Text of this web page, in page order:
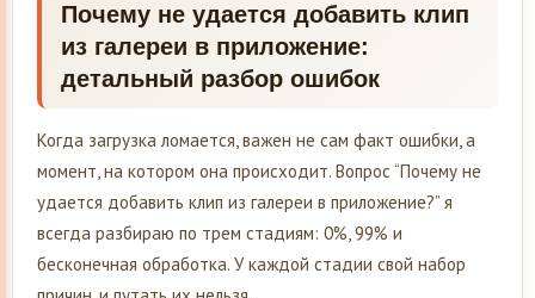
Почему не удается добавить клип
из галереи в приложение:
детальный разбор ошибок
Когда загрузка ломается, важен не сам факт ошибки, а
момент, на котором она происходит. Вопрос “Почему не
удается добавить клип из галереи в приложение?” я
всегда разбираю по трем стадиям: 0%, 99% и
бесконечная обработка. У каждой стадии свой набор